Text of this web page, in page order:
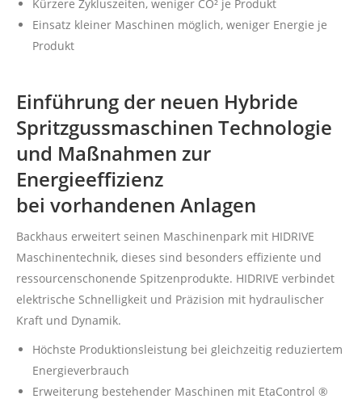
Kürzere Zykluszeiten, weniger CO² je Produkt
Einsatz kleiner Maschinen möglich, weniger Energie je
Produkt
Einführung der neuen Hybride
Spritzgussmaschinen Technologie
und Maßnahmen zur
Energieeffizienz
bei vorhandenen Anlagen
Backhaus erweitert seinen Maschinenpark mit HIDRIVE
Maschinentechnik, dieses sind besonders effiziente und
ressourcenschonende Spitzenprodukte. HIDRIVE verbindet
elektrische Schnelligkeit und Präzision mit hydraulischer
Kraft und Dynamik.
Höchste Produktionsleistung bei gleichzeitig reduziertem
Energieverbrauch
Erweiterung bestehender Maschinen mit EtaControl ®